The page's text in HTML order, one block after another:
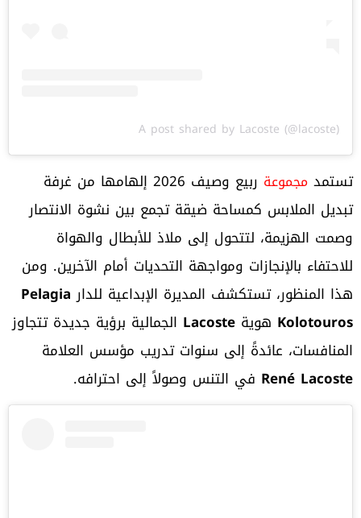
A post shared by Lacoste (@lacoste)
تستمد مجموعة
ربيع وصيف 2026 إلهامها من غرفة
تبديل الملابس كمساحة ضيقة تجمع بين نشوة الانتصار
وصمت الهزيمة، لتتحول إلى ملاذ للأبطال والهواة
للاحتفاء بالإنجازات ومواجهة التحديات أمام الآخرين. ومن
هذا المنظور، تستكشف المديرة الإبداعية للدار Pelagia
Kolotouros هوية Lacoste الجمالية برؤية جديدة تتجاوز
المنافسات، عائدةً إلى سنوات تدريب مؤسس العلامة
René Lacoste في التنس وصولاً إلى احترافه.